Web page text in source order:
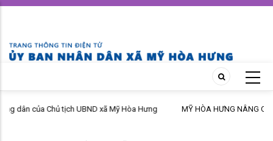
Skip
content
MỸ HÒA HƯNG NÂNG CAO HIỆU QUẢ CÔNG TÁC PHỔ BIẾN, GIÁO DỤC